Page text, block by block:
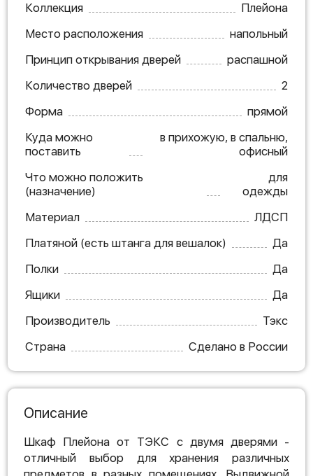
Коллекция
Плейона
Место расположения
напольный
Принцип открывания дверей
распашной
Количество дверей
2
Форма
прямой
Куда можно
поставить
в прихожую, в спальню,
офисный
Что можно положить
(назначение)
для
одежды
Материал
ЛДСП
Платяной (есть штанга для вешалок)
Да
Полки
Да
Ящики
Да
Производитель
Тэкс
Страна
Сделано в России
Описание
Шкаф Плейона от ТЭКС с двумя дверями -
отличный выбор для хранения различных